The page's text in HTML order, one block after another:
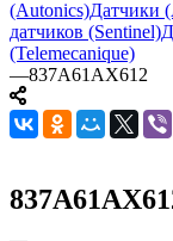
(Autonics)Датчики
датчиков (Sentinel)
(Telemecanique)
—837A61AX612